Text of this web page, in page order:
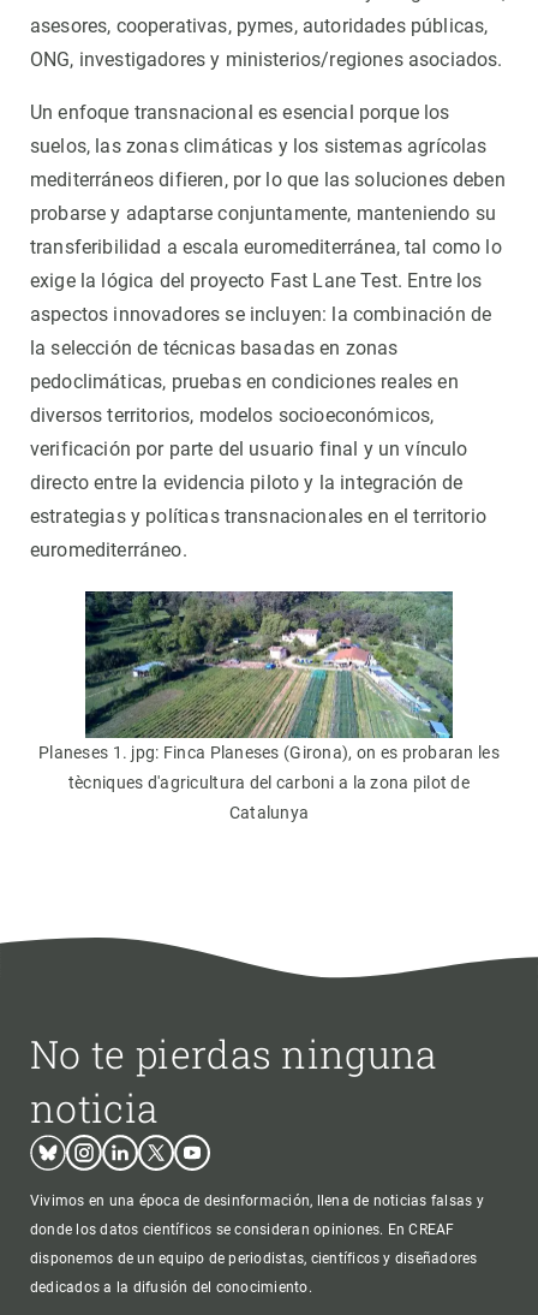
asesores, cooperativas, pymes, autoridades públicas,
ONG, investigadores y ministerios/regiones asociados.
Un enfoque transnacional es esencial porque los
suelos, las zonas climáticas y los sistemas agrícolas
mediterráneos difieren, por lo que las soluciones deben
probarse y adaptarse conjuntamente, manteniendo su
transferibilidad a escala euromediterránea, tal como lo
exige la lógica del proyecto Fast Lane Test. Entre los
aspectos innovadores se incluyen: la combinación de
la selección de técnicas basadas en zonas
pedoclimáticas, pruebas en condiciones reales en
diversos territorios, modelos socioeconómicos,
verificación por parte del usuario final y un vínculo
directo entre la evidencia piloto y la integración de
estrategias y políticas transnacionales en el territorio
euromediterráneo.
Planeses 1. jpg: Finca Planeses (Girona), on es probaran les
tècniques d'agricultura del carboni a la zona pilot de
Catalunya
No te pierdas ninguna
noticia
BlueskyInstagram
LinkedinTwitterYoutube
Vivimos en una época de desinformación, llena de noticias falsas y
donde los datos científicos se consideran opiniones. En CREAF
disponemos de un equipo de periodistas, científicos y diseñadores
dedicados a la difusión del conocimiento.